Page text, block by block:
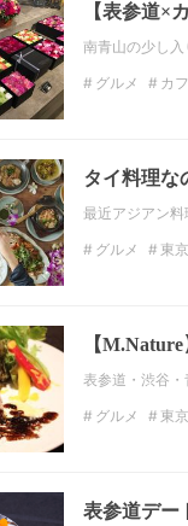
【表参道×
南青山の少し入
グルメ カ
タイ料理な
最近アジアン
グルメ 東
【
表参道・渋谷
グルメ 東
表参道デー